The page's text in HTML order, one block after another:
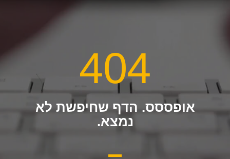
404
אופססס. הדף שחיפשת לא
נמצא.